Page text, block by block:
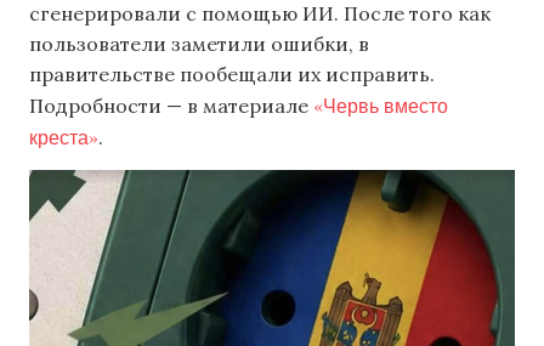
сгенерировали с помощью ИИ. После того как
пользователи заметили ошибки, в
правительстве пообещали их исправить.
Подробности — в материале «Червь вместо
креста».